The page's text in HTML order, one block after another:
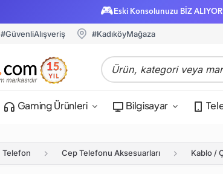
🎮 Eski Konsolunuzu BİZ
#GüvenliAlışveriş #KadıköyMağaza
Gaming Ürünleri Bilgisayar
Telefon Cep Telefonu Aksesuarları Kablo /